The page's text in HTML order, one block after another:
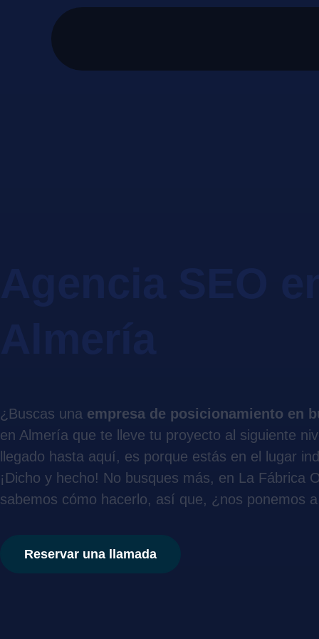
¿Buscas una empresa de posicionamiento en
en Almería que te lleve tu proyecto al siguiente
llegado hasta aquí, es porque estás en el lugar
¡Dicho y hecho! No busques más, en La Fábrica
sabemos cómo hacerlo, así que, ¿nos ponemos
Reservar una llamada